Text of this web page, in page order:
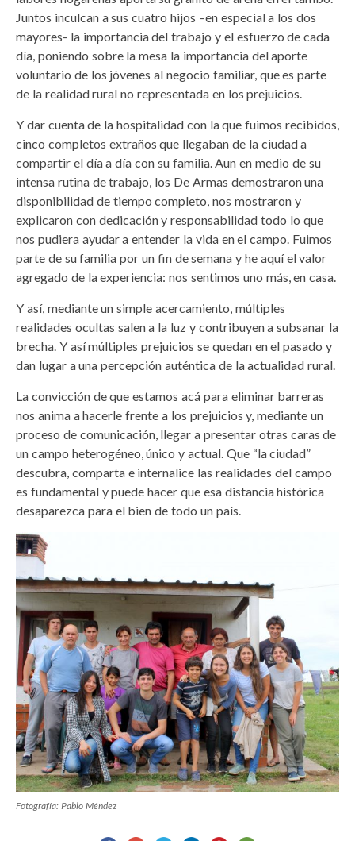
Juntos inculcan a sus cuatro hijos –en especial a los dos
mayores- la importancia del trabajo y el esfuerzo de cada
día, poniendo sobre la mesa la importancia del aporte
voluntario de los jóvenes al negocio familiar, que es parte
de la realidad rural no representada en los prejuicios.
Y dar cuenta de la hospitalidad con la que fuimos recibidos,
cinco completos extraños que llegaban de la ciudad a
compartir el día a día con su familia. Aun en medio de su
intensa rutina de trabajo, los De Armas demostraron una
disponibilidad de tiempo completo, nos mostraron y
explicaron con dedicación y responsabilidad todo lo que
nos pudiera ayudar a entender la vida en el campo. Fuimos
parte de su familia por un fin de semana y he aquí el valor
agregado de la experiencia: nos sentimos uno más, en casa.
Y así, mediante un simple acercamiento, múltiples
realidades ocultas salen a la luz y contribuyen a subsanar la
brecha. Y así múltiples prejuicios se quedan en el pasado y
dan lugar a una percepción auténtica de la actualidad rural.
La convicción de que estamos acá para eliminar barreras
nos anima a hacerle frente a los prejuicios y, mediante un
proceso de comunicación, llegar a presentar otras caras de
un campo heterogéneo, único y actual. Que “la ciudad”
descubra, comparta e internalice las realidades del campo
es fundamental y puede hacer que esa distancia histórica
desaparezca para el bien de todo un país.
Fotografía: Pablo Méndez